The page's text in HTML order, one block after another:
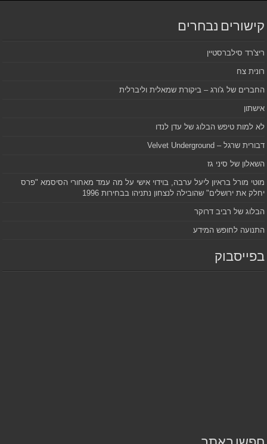
קישורים נבחרים
ריצ'רד סילברסטיין
רונית צח
החברים של ג'ורג – ביקורת שמאלית וליברלית
אישתון
לא למות טיפש הבלוג של עדן לנדו
דבורית שרגל – Velvet Underground
השאלון של סיני גז
מוטי מורל בראיון ליעל ערבה, בוידוי אישי על מה עמד מאחורי הסיסמא "פרס
יחלק את ירושלים" שהובילה לנצחון נתניהו בבחירות 1996
הבלוג של רביב דרוקר
התנועה לחופש המידע
בפייסבוק